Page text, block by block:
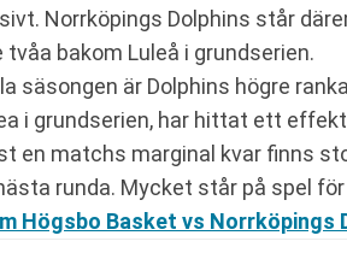
Norrköpings Dolphins står
tvåa bakom Luleå i grundserien.
säsongen är Dolphins högre
i grundserien, har hittat ett
en matchs marginal kvar finns
runda. Mycket står på spel för
Högsbo Basket vs Norrköpings